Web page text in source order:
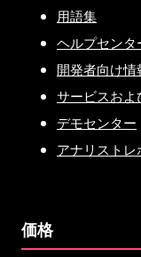
用語集
ヘルプセンタ
開発者向け情
サービスおよ
デモセンター
アナリストレ
価格